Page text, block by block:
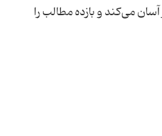
می‌کند و بازده مطالب را